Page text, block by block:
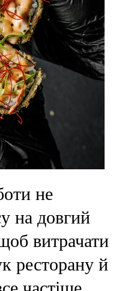
не
на довгий
витрачати
ресторану й